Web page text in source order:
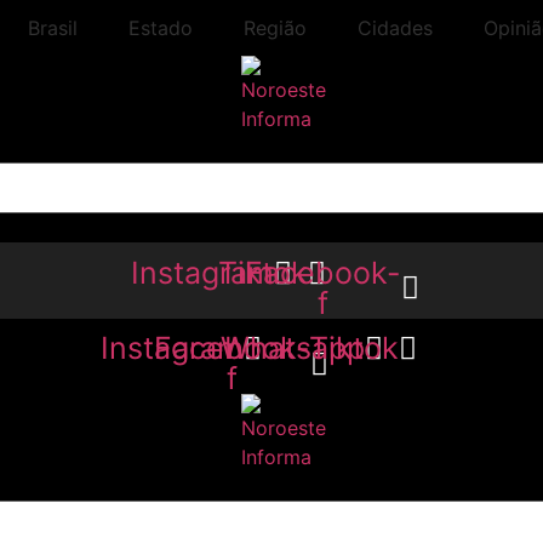
Brasil Estado Região Cidades
Instagram
Tiktok
Facebook-
f
Instagram
Facebook-
f
Whatsapp
Tiktok